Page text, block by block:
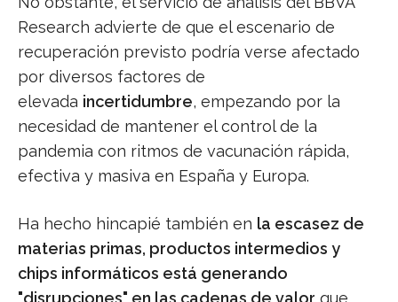
Research advierte de que el escenario de
recuperación previsto podría verse afectado
por diversos factores de
elevada incertidumbre, empezando por la
necesidad de mantener el control de la
pandemia con ritmos de vacunación rápida,
efectiva y masiva en España y Europa.
Ha hecho hincapié también en la escasez de
materias primas, productos intermedios y
chips informáticos está generando
"disrupciones" en las cadenas de valor que